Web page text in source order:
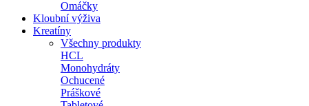
Omáčky
Kloubní výživa
Kreatíny
Všechny produkty
HCL
Monohydráty
Ochucené
Práškové